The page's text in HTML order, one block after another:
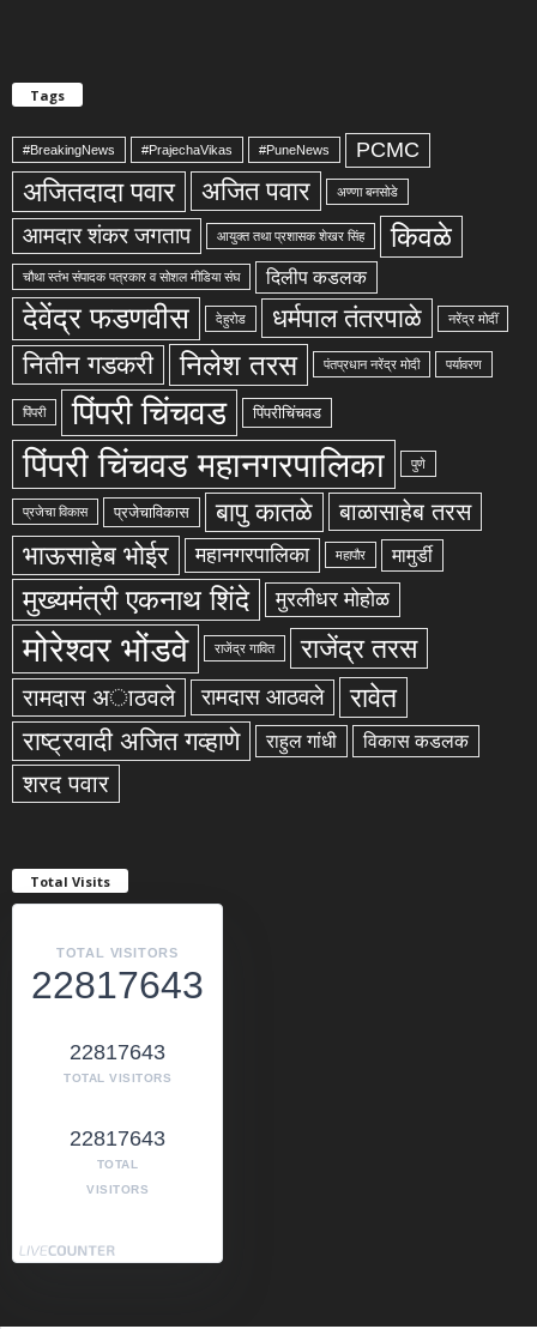
Tags
#BreakingNews #PrajechaVikas #PuneNews PCMC
अजितदादा पवार अजित पवार अण्णा बनसोडे
आमदार शंकर जगताप आयुक्त तथा प्रशासक शेखर सिंह किवळे
चौथा स्तंभ संपादक पत्रकार व सोशल मीडिया संघ दिलीप कडलक
देवेंद्र फडणवीस देहुरोड धर्मपाल तंतरपाळे नरेंद्र मोदीं
नितीन गडकरी निलेश तरस पंतप्रधान नरेंद्र मोदी पर्यावरण
पिंपरी पिंपरी चिंचवड पिंपरीचिंचवड
पिंपरी चिंचवड महानगरपालिका पुणे
प्रजेचा विकास प्रजेचाविकास बापु कातळे बाळासाहेब तरस
भाऊसाहेब भोईर महानगरपालिका महापौर मामुर्डी
मुख्यमंत्री एकनाथ शिंदे मुरलीधर मोहोळ
मोरेश्वर भोंडवे राजेंद्र गावित राजेंद्र तरस
रामदास अाठवले रामदास आठवले रावेत
राष्ट्रवादी अजित गव्हाणे राहुल गांधी विकास कडलक
शरद पवार
Total Visits
TOTAL VISITORS
22817643
22817643
TOTAL VISITORS
22817643
TOTAL
VISITORS